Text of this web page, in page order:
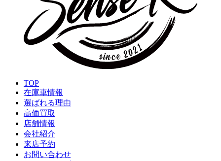
TOP
在庫車情報
選ばれる理由
高価買取
店舗情報
会社紹介
来店予約
お問い合わせ